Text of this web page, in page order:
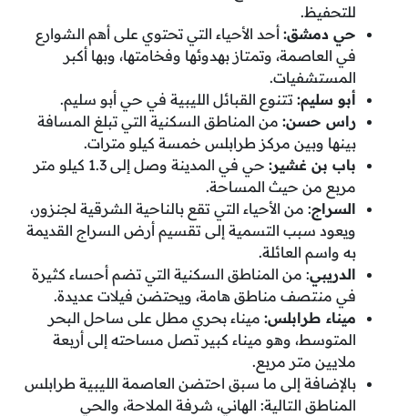
للتحفيظ.
حي دمشق: أحد الأحياء التي تحتوي على أهم الشوارع
في العاصمة، وتمتاز بهدوئها وفخامتها، وبها أكبر
المستشفيات.
أبو سليم: تتنوع القبائل الليبية في حي أبو سليم.
راس حسن: من المناطق السكنية التي تبلغ المسافة
بينها وبين مركز طرابلس خمسة كيلو مترات.
باب بن غشير:
حي في المدينة وصل إلى 1.3 كيلو متر
مربع من حيث المساحة.
السراج: من الأحياء التي تقع بالناحية الشرقية لجنزور،
ويعود سبب التسمية إلى تقسيم أرض السراج القديمة
به واسم العائلة.
الدريبي: من المناطق السكنية التي تضم أحساء كثيرة
في منتصف مناطق هامة، ويحتضن فيلات عديدة.
ميناء طرابلس: ميناء بحري مطل على ساحل البحر
المتوسط، وهو ميناء كبير تصل مساحته إلى أربعة
ملايين متر مربع.
بالإضافة إلى ما سبق احتضن العاصمة الليبية طرابلس
المناطق التالية: الهاني، شرفة الملاحة، والحي